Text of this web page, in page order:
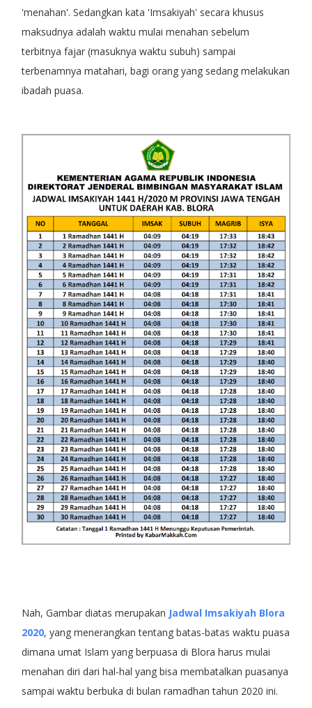
'menahan'. Sedangkan kata 'Imsakiyah' secara khusus
maksudnya adalah waktu mulai menahan sebelum
terbitnya fajar (masuknya waktu subuh) sampai
terbenamnya matahari, bagi orang yang sedang melakukan
ibadah puasa.
Nah, Gambar diatas merupakan Jadwal Imsakiyah Blora
2020, yang menerangkan tentang batas-batas waktu puasa
dimana umat Islam yang berpuasa di Blora harus mulai
menahan diri dari hal-hal yang bisa membatalkan puasanya
sampai waktu berbuka di bulan ramadhan tahun 2020 ini.